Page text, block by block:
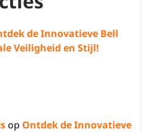
de Innovatieve Bell
Veiligheid en Stijl!
op Ontdek de Innovatieve